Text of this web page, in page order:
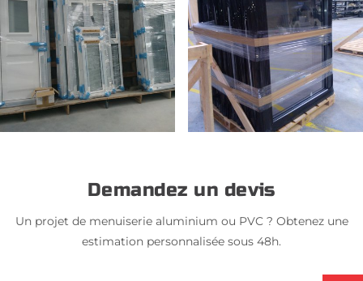
Demandez un devis
Un projet de menuiserie aluminium ou PVC ? Obtenez une
estimation personnalisée sous 48h.